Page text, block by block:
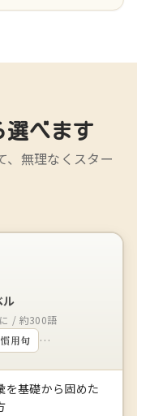
選べます
、無理なくスター
ル
/ 約300語
慣用句 …
を基礎から固めた